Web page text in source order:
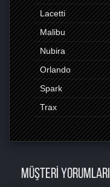
Lacetti
Malibu
Nubira
Orlando
Spark
Trax
MÜŞTERİ YORUMLARI